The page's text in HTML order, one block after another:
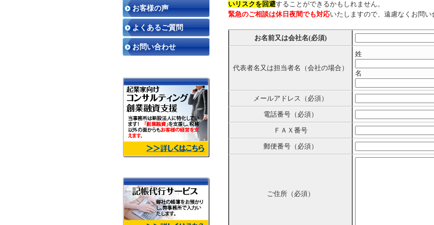
いリスクを回避することができるかもしれません。
緊急のご相談は休日夜間でも対応いたしますので、遠慮なくお問い
お名前又は会社名(必須)
代表者名又は担当者名（会社の場合）
姓
名
メールアドレス（必須）
電話番号（必須）
ＦＡＸ番号
郵便番号（必須）
ご住所（必須）
お客様の声
よくあるご質問
お問い合わせ